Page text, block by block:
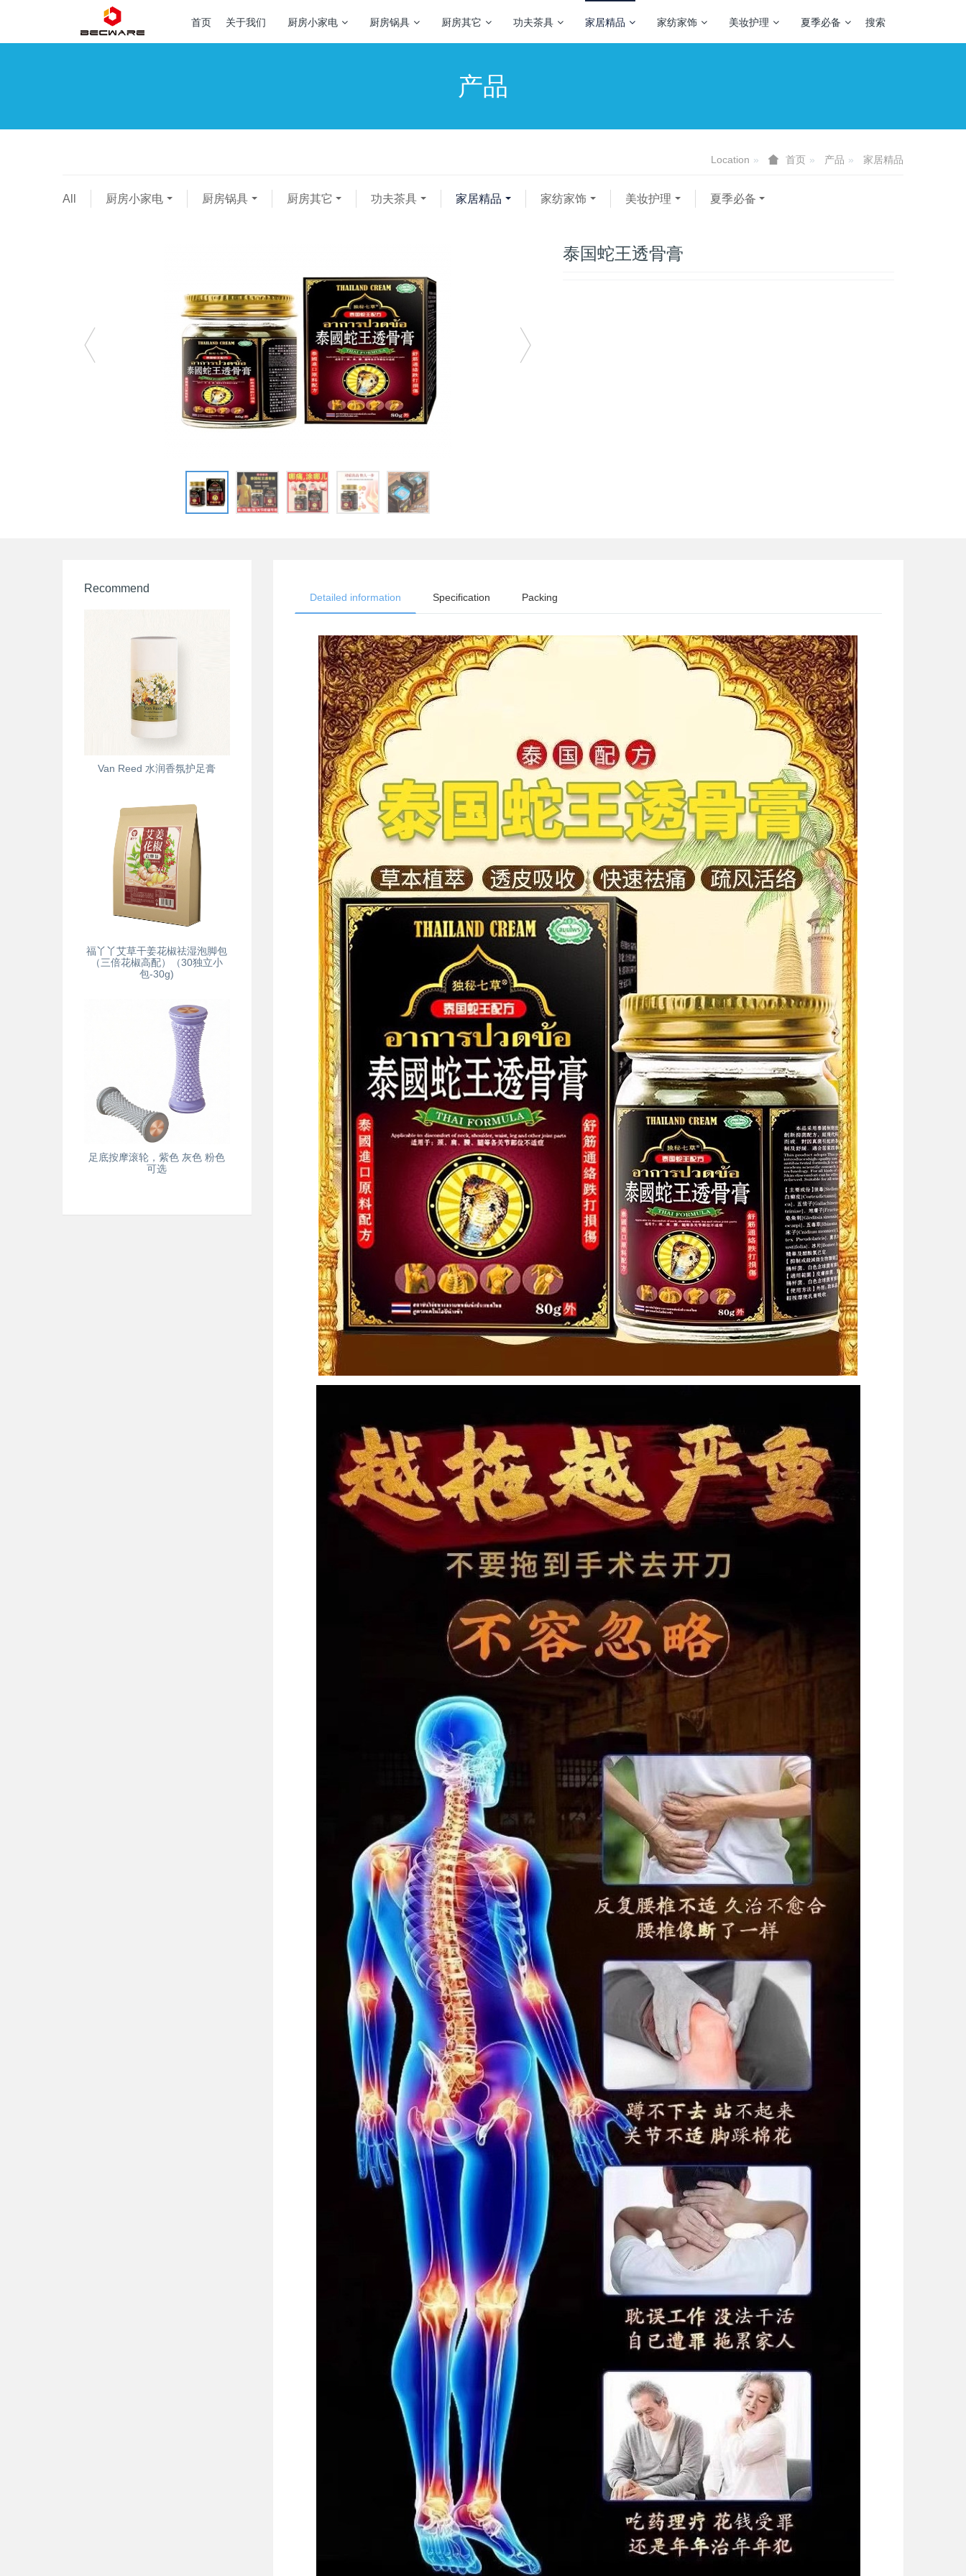
首页 关于我们 厨房小家电 厨房锅具 厨房其它 功夫茶具 家居精品 家纺家饰 美妆护理 夏季必备 搜索
产品
Location 首页 产品 家居精品
All 厨房小家电 厨房锅具 厨房其它 功夫茶具 家居精品 家纺家饰 美妆护理 夏季必备
泰国蛇王透骨膏
Detailed information Specification Packing
Recommend
Van Reed 水润香氛护足膏
福丫丫艾草干姜花椒祛湿泡脚包
（三倍花椒高配）（30独立小
包-30g)
足底按摩滚轮，紫色 灰色 粉色
可选